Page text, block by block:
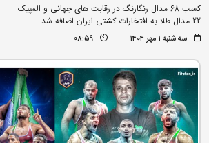
کسب 68 مدال رنگارنگ در رقابت های جهانی و المپیک
22 مدال طلا به افتخارات کشتی ایران اضافه شد
سه شنبه ۱ مهر ۱۴۰۴ 08:59